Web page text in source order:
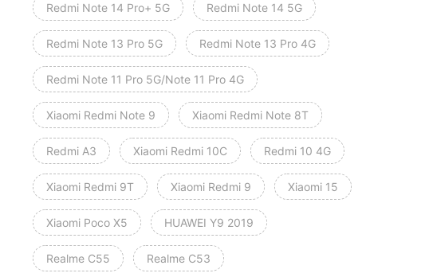
Redmi Note 14 Pro+ 5G Redmi Note 14 5G
Redmi Note 13 Pro 5G Redmi Note 13 Pro 4G
Redmi Note 11 Pro 5G/Note 11 Pro 4G
Xiaomi Redmi Note 9 Xiaomi Redmi Note 8T
Redmi A3 Xiaomi Redmi 10C Redmi 10 4G
Xiaomi Redmi 9T Xiaomi Redmi 9 Xiaomi 15
Xiaomi Poco X5 HUAWEI Y9 2019
Realme C55 Realme C53